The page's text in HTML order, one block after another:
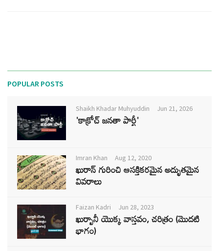
POPULAR POSTS
Shaikh Khadar Muhyuddin Jun 21, 2026
'కాక్రోచ్ జనతా పార్టీ'
Imran Khan Aug 12, 2020
ఖురాన్ గురించి ఆసక్తికరమైన అద్భుతమైన
వివరాలు
Faizan Kadri Jun 28, 2023
ఖుర్బానీ యొక్క వాస్తవం, చరిత్రం (మొదటి
భాగం)